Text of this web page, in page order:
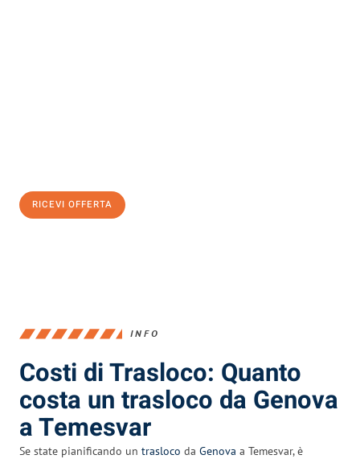
RICEVI OFFERTA
INFO
Costi di Trasloco: Quanto
costa un trasloco da Genova
a Temesvar
Se state pianificando un trasloco da Genova a Temesvar, è